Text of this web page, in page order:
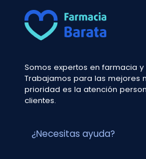
Somos expertos en farmacia
Trabajamos para las mejores
prioridad es la atención
clientes.
¿Necesitas ayuda?